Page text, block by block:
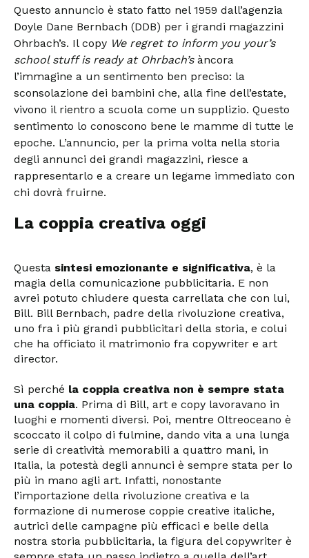
Questo annuncio è stato fatto nel 1959 dall’agenzia
Doyle Dane Bernbach (DDB) per i grandi magazzini
Ohrbach’s. Il copy We regret to inform you your’s
school stuff is ready at Ohrbach’sàncora
l’immagine a un sentimento ben preciso: la
sconsolazione dei bambini che, alla fine dell’estate,
vivono il rientro a scuola come un supplizio. Questo
sentimento lo conoscono bene le mamme di tutte le
epoche. L’annuncio, per la prima volta nella storia
degli annunci dei grandi magazzini, riesce a
rappresentarlo e a creare un legame immediato con
chi dovrà fruirne.
La coppia creativa oggi
Questa sintesi emozionante e significativa, è la
magia della comunicazione pubblicitaria. E non
avrei potuto chiudere questa carrellata che con lui,
Bill. Bill Bernbach, padre della rivoluzione creativa,
uno fra i più grandi pubblicitari della storia, e colui
che ha officiato il matrimonio fra copywriter e art
director.
Sì perché la coppia creativa non è sempre stata
una coppia. Prima di Bill, art e copy lavoravano in
luoghi e momenti diversi. Poi, mentre Oltreoceano è
scoccato il colpo di fulmine, dando vita a una lunga
serie di creatività memorabili a quattro mani, in
Italia, la potestà degli annunci è sempre stata per lo
più in mano agli art. Infatti, nonostante
l’importazione della rivoluzione creativa e la
formazione di numerose coppie creative italiche,
autrici delle campagne più efficaci e belle della
nostra storia pubblicitaria, la figura del copywriter è